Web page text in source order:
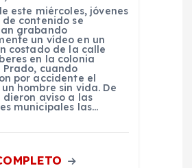
este miércoles, jóvenes
contenido se
grabando
un vídeo en un
costado de la calle
en la colonia
Prado, cuando
por accidente el
hombre sin vida. De
aviso a las
municipales las…